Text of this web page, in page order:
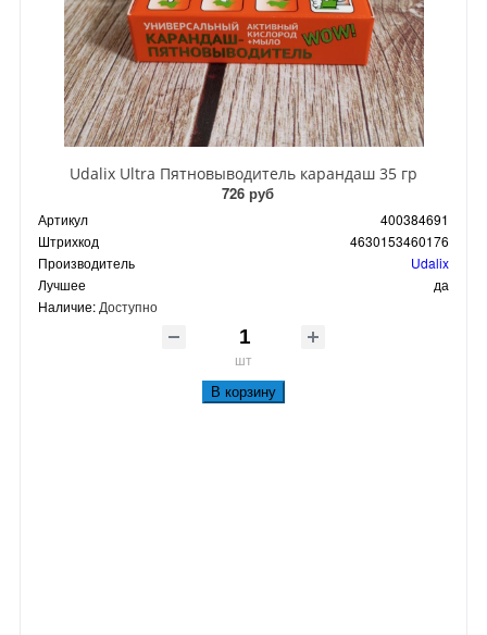
Udalix Ultra Пятновыводитель карандаш 35 гр
726 руб
Артикул
400384691
Штрихкод
4630153460176
Производитель
Udalix
Лучшее
да
Наличие: Доступно
шт
В корзину